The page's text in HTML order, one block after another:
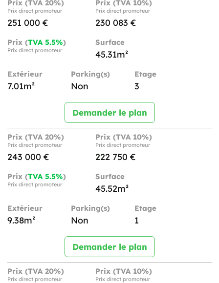
Prix (TVA 20%)
Prix direct promoteur
251 000 €
Prix (TVA 10%)
Prix direct promoteur
230 083 €
Prix (TVA 5.5%)
Prix direct promoteur
Surface
45.31m²
Extérieur
7.01m²
Parking(s)
Non
Etage
3
Demander le plan
Prix (TVA 20%)
Prix direct promoteur
243 000 €
Prix (TVA 10%)
Prix direct promoteur
222 750 €
Prix (TVA 5.5%)
Prix direct promoteur
Surface
45.52m²
Extérieur
9.38m²
Parking(s)
Non
Etage
1
Demander le plan
Prix (TVA 20%)
Prix direct promoteur
Prix (TVA 10%)
Prix direct promoteur